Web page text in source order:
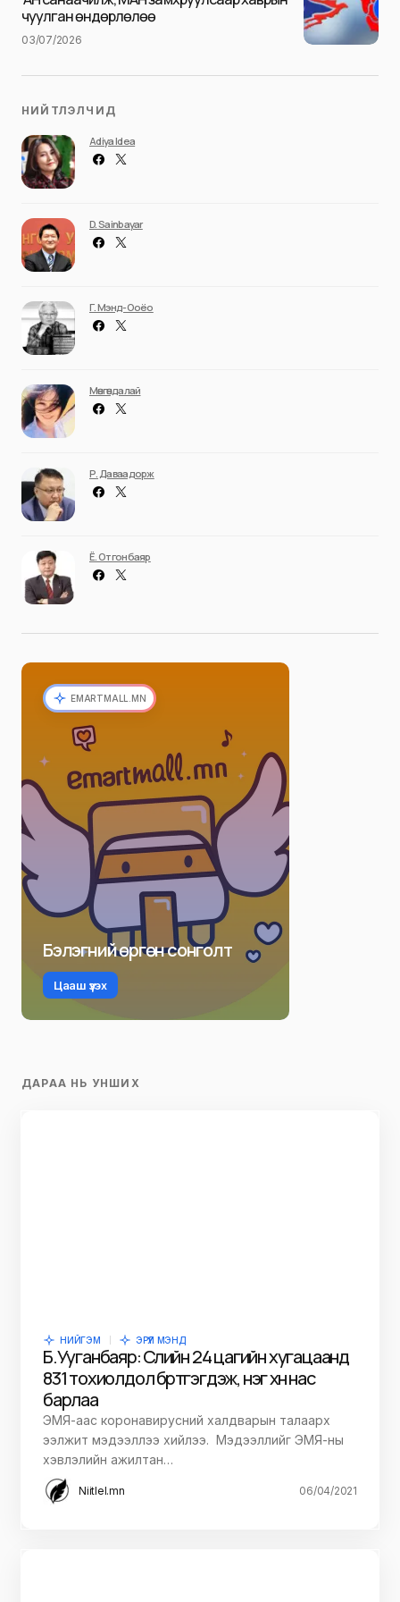
чуулган өндөрлөлөө
03/07/2026
НИЙТЛЭЛЧИД
Adiya Idea
D. Sainbayar
Г. Мэнд-Ооёо
Мөнгөндалай
Р. Даваадорж
Ё. Отгонбаяр
EMARTMALL.MN
Бэлэгний өргөн сонголт
Цааш үзэх
ДАРАА НЬ УНШИХ
НИЙГЭМ ЭРҮҮЛ МЭНД
Б.Ууганбаяр: Сүүлийн 24 цагийн хугацаанд
831 тохиолдол бүртгэгдэж, нэг хүн нас
барлаа
ЭМЯ-аас коронавирусний халдварын талаарх
ээлжит мэдээллээ хийлээ. Мэдээллийг ЭМЯ-ны
хэвлэлийн ажилтан…
Niitlel.mn 06/04/2021